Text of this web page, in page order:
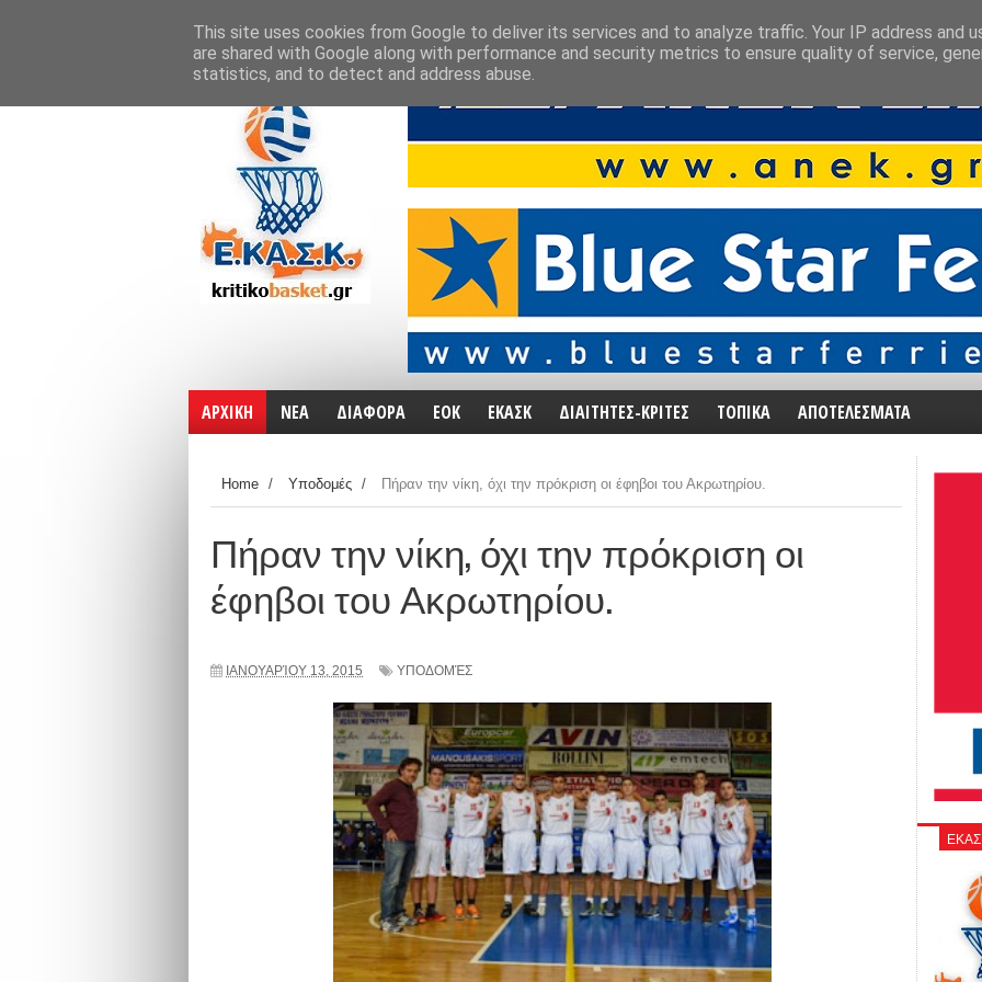
ΑΡΧΙΚΗ ΝΕΑ ΔΙΑΦΟΡΑ ΕΟΚ ΕΚΑΣΚ ΔΙΑΙΤΗΤΕΣ-ΚΡΙΤΕΣ ΤΟΠΙΚΑ ΑΠΟΤΕΛΕΣΜΑΤΑ
Home / Υποδομές / Πήραν την νίκη, όχι την πρόκριση οι έφηβοι του Ακρωτηρίου.
Πήραν την νίκη, όχι την πρόκριση οι
έφηβοι του Ακρωτηρίου.
ΙΑΝΟΥΑΡΊΟΥ 13, 2015 ΥΠΟΔΟΜΈΣ
This site uses cookies from Google to deliver its services and to analyze traffic. Your IP address and
are shared with Google along with performance and security metrics to ensure quality of service,
statistics, and to detect and address abuse.